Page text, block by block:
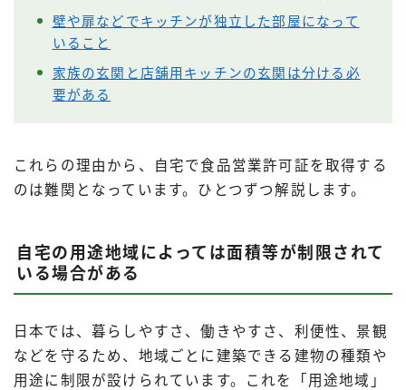
壁や扉などでキッチンが独立した部屋になって
いること
家族の玄関と店舗用キッチンの玄関は分ける必
要がある
これらの理由から、自宅で食品営業許可証を取得する
のは難関となっています。ひとつずつ解説します。
自宅の用途地域によっては面積等が制限されて
いる場合がある
日本では、暮らしやすさ、働きやすさ、利便性、景観
などを守るため、地域ごとに建築できる建物の種類や
用途に制限が設けられています。これを「用途地域」